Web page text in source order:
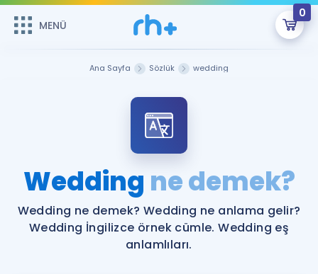
MENÜ
0
Şifremi Hatırlamıyorum
ÜYE DEĞİLİM
Sepetin Şu An Boş.
Remzi Hoca ile seni sınava hazırlayacak onlarca eğitim seni
bekliyor!
MENÜ
Katılımcı Görüşleri
Faydalı Araçlar
Ana Sayfa Sözlük wedding
Wedding ne demek?
Wedding ne demek? Wedding ne anlama gelir?
Wedding İngilizce örnek cümle. Wedding eş
anlamlıları.